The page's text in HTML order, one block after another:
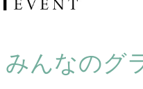
みんなのグ